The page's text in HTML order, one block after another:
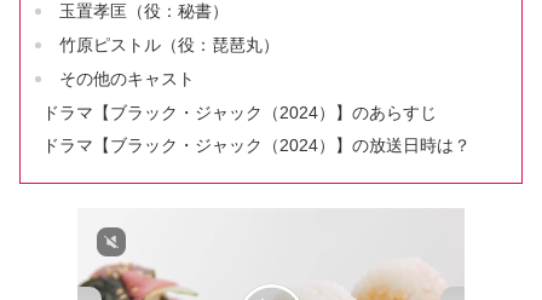
玉置孝匡（役：秘書）
竹原ピストル（役：琵琶丸）
その他のキャスト
ドラマ【ブラック・ジャック（2024）】のあらすじ
ドラマ【ブラック・ジャック（2024）】の放送日時は？